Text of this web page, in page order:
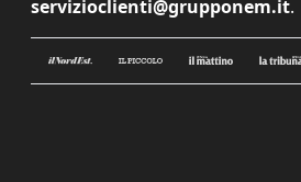
servizioclienti@grupponem.it.